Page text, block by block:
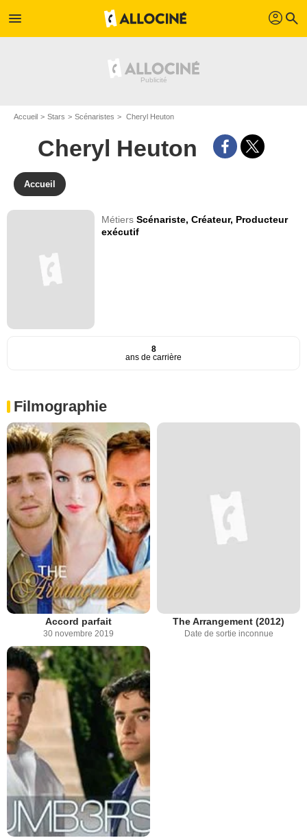
menu profil search
Accueil Stars Scénaristes Cheryl Heuton
Cheryl Heuton
Accueil
MétiersScénariste,Créateur, Producteur
exécutif
8
ans de carrière
Filmographie
Accord parfait
30 novembre 2019
The Arrangement (2012)
Date de sortie inconnue